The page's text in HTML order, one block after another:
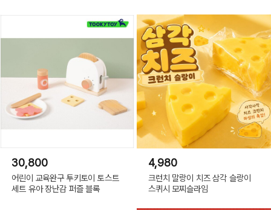
30,800
어린이 교육완구 투키토이 토스트
세트 유아 장난감 퍼즐 블록
4,980
크런치 말랑이 치즈 삼각 슬랑이
스퀴시 모찌슬라임